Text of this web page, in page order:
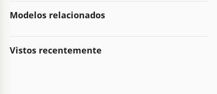
Modelos relacionados
Vistos recentemente